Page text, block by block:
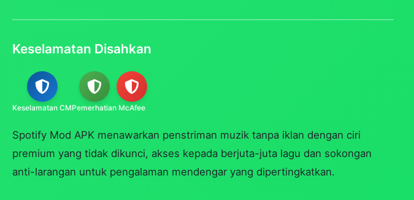
Keselamatan Disahkan
Keselamatan CMPemerhatian McAfee
Spotify Mod APK menawarkan penstriman muzik tanpa iklan dengan ciri
premium yang tidak dikunci, akses kepada berjuta-juta lagu dan sokongan
anti-larangan untuk pengalaman mendengar yang dipertingkatkan.